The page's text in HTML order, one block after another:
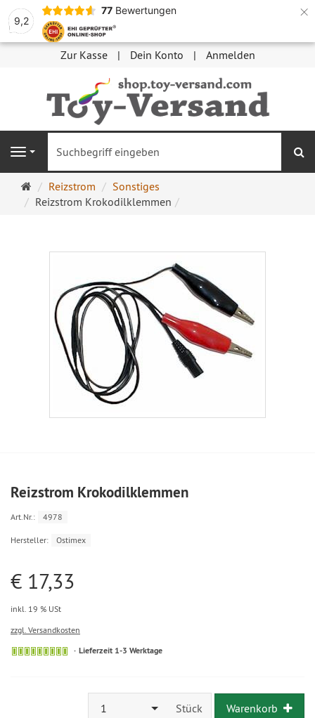
9,2
77 Bewertungen ×
Zur Kasse Dein Konto Anmelden
Navigation
Startseite
Reizstrom
Sonstiges
Reizstrom Krokodilklemmen
Reizstrom Krokodilklemmen
Art.Nr.: 4978
Hersteller: Ostimex
€ 17,33
inkl. 19 % USt
zzgl. Versandkosten
Lieferzeit 1-3 Werktage
1 Stück Warenkorb